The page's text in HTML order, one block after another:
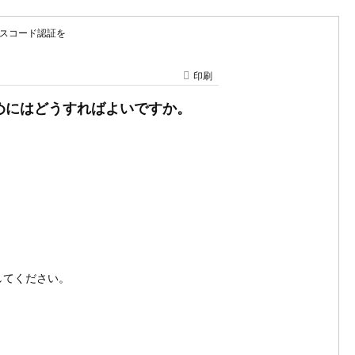
コード認証を
印刷
はどうすればよいですか。
ください。